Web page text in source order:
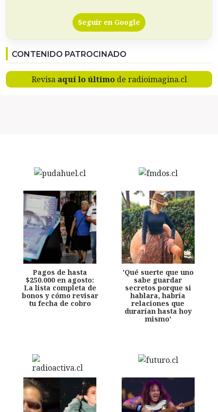
Seguir en Google
CONTENIDO PATROCINADO
Revisa aquí lo últimode radioimagina.cl
Pagos de hasta
$250.000 en agosto:
La lista completa de
bonos y cómo revisar
tu fecha de cobro
'Qué suerte que uno
sabe guardar
secretos porque si
hablara, habría
relaciones que
durarían hasta hoy
mismo'